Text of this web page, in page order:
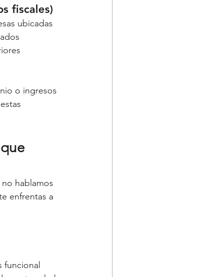
fiscales)
ubicadas
o ingresos
hablamos
enfrentas a
funcional